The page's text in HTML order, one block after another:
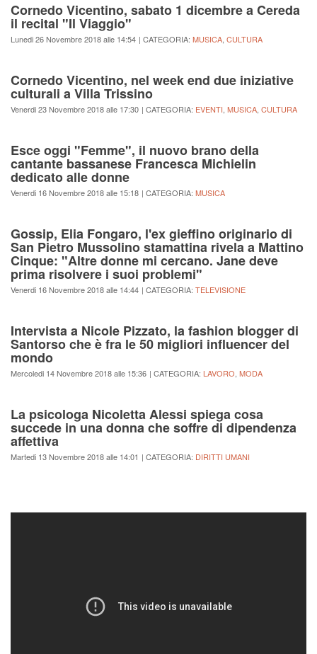
Cornedo Vicentino, sabato 1 dicembre a Cereda
il recital "Il Viaggio"
Lunedi 26 Novembre 2018 alle 14:54 | CATEGORIA: MUSICA, CULTURA
Cornedo Vicentino, nel week end due iniziative
culturali a Villa Trissino
Venerdi 23 Novembre 2018 alle 17:30 | CATEGORIA: EVENTI, MUSICA, CULTURA
Esce oggi "Femme", il nuovo brano della
cantante bassanese Francesca Michielin
dedicato alle donne
Venerdi 16 Novembre 2018 alle 15:18 | CATEGORIA: MUSICA
Gossip, Elia Fongaro, l'ex gieffino originario di
San Pietro Mussolino stamattina rivela a Mattino
Cinque: "Altre donne mi cercano. Jane deve
prima risolvere i suoi problemi"
Venerdi 16 Novembre 2018 alle 14:44 | CATEGORIA: TELEVISIONE
Intervista a Nicole Pizzato, la fashion blogger di
Santorso che è fra le 50 migliori influencer del
mondo
Mercoledi 14 Novembre 2018 alle 15:36 | CATEGORIA: LAVORO, MODA
La psicologa Nicoletta Alessi spiega cosa
succede in una donna che soffre di dipendenza
affettiva
Martedi 13 Novembre 2018 alle 14:01 | CATEGORIA: DIRITTI UMANI